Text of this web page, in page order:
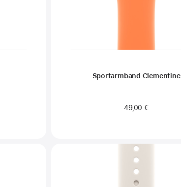
Sportarmband Clementine
49,00 €